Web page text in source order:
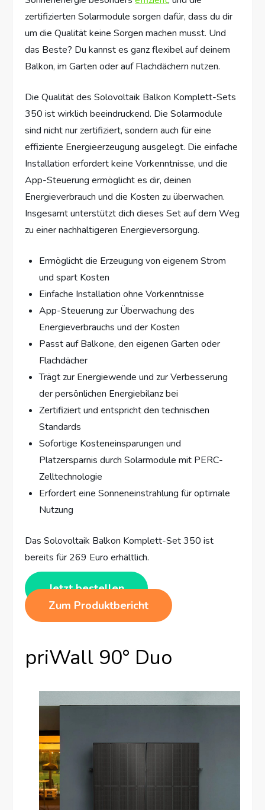
zertifizierten Solarmodule sorgen dafür, dass du dir
um die Qualität keine Sorgen machen musst. Und
das Beste? Du kannst es ganz flexibel auf deinem
Balkon, im Garten oder auf Flachdächern nutzen.
Die Qualität des Solovoltaik Balkon Komplett-Sets
350 ist wirklich beeindruckend. Die Solarmodule
sind nicht nur zertifiziert, sondern auch für eine
effiziente Energieerzeugung ausgelegt. Die einfache
Installation erfordert keine Vorkenntnisse, und die
App-Steuerung ermöglicht es dir, deinen
Energieverbrauch und die Kosten zu überwachen.
Insgesamt unterstützt dich dieses Set auf dem Weg
zu einer nachhaltigeren Energieversorgung.
Ermöglicht die Erzeugung von eigenem Strom
und spart Kosten
Einfache Installation ohne Vorkenntnisse
App-Steuerung zur Überwachung des
Energieverbrauchs und der Kosten
Passt auf Balkone, den eigenen Garten oder
Flachdächer
Trägt zur Energiewende und zur Verbesserung
der persönlichen Energiebilanz bei
Zertifiziert und entspricht den technischen
Standards
Sofortige Kosteneinsparungen und
Platzersparnis durch Solarmodule mit PERC-
Zelltechnologie
Erfordert eine Sonneneinstrahlung für optimale
Nutzung
Das Solovoltaik Balkon Komplett-Set 350 ist
bereits für 269 Euro erhältlich.
Jetzt bestellen
Zum Produktbericht
priWall 90° Duo